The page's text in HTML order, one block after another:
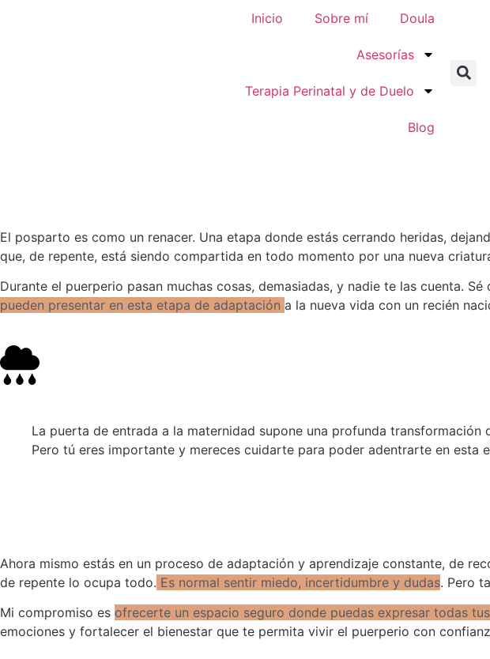
Inicio Sobre mí Doula
Asesorías
Terapia Perinatal y de Duelo
Blog
El posparto es como un renacer. Una etapa donde estás cerrando heridas, deja
que, de repente, está siendo compartida en todo momento por una nueva
Durante el puerperio pasan muchas cosas, demasiadas, y nadie te las cuenta. Sé
pueden presentar en esta etapa de adaptación a la nueva vida con un recién
La puerta de entrada a la maternidad supone una profunda
Pero tú eres importante y mereces cuidarte para poder adentrarte en esta
Ahora mismo estás en un proceso de adaptación y aprendizaje constante, de
de repente lo ocupa todo. Es normal sentir miedo, incertidumbre y dudas. Pero
Mi compromiso es ofrecerte un espacio seguro donde puedas expresar todas
emociones y fortalecer el bienestar que te permita vivir el puerperio con